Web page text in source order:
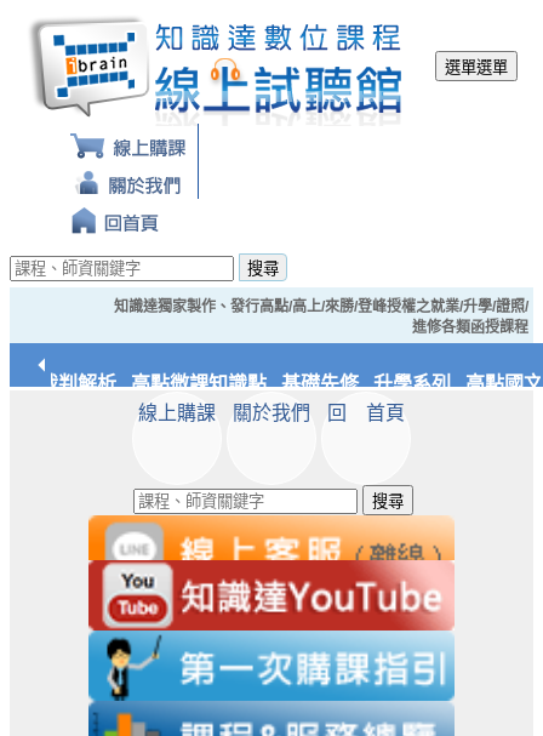
選單選單
搜尋
知識達獨家製作、發行高點/高上/來勝/登峰授權之就業/升學/證照/
進修各類函授課程
典裁判解析 高點微課知識點 基礎先修 升學系列 高點國文/
知識達文化
線上購課 關於我們 回 首頁
搜尋